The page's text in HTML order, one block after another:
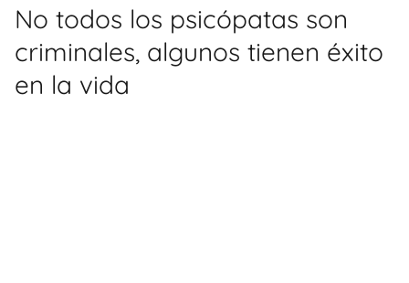
No todos los psicópatas son
criminales, algunos tienen éxito
en la vida